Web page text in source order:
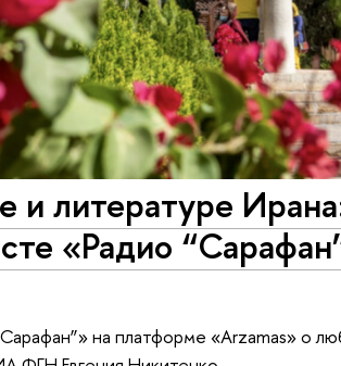
и литературе
«Радио
на платформе «Arzamas» о